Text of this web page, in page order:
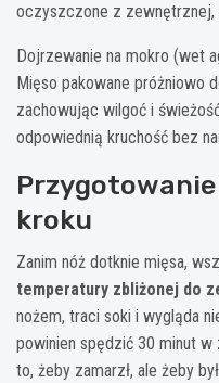
oczyszczone z zewnętrznej,
Dojrzewanie na mokro (wet
Mięso pakowane próżniowo
zachowując wilgoć i
odpowiednią kruchość bez
kroku
Zanim nóż dotknie mięsa,
temperatury zbliżonej do
nożem, traci soki i wygląda
powinien spędzić 30 minut
to, żeby zamarzł, ale żeby